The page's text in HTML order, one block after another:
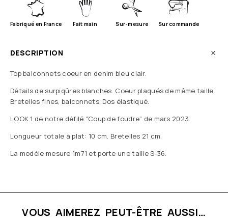
Fabriqué en France Fait main Sur-mesure Sur commande
DESCRIPTION
Top balconnets coeur en denim bleu clair.
Détails de surpiqûres blanches. Coeur plaqués de même taille.
Bretelles fines, balconnets. Dos élastiqué.
LOOK 1 de notre défilé “Coup de foudre” de mars 2023.
Longueur totale à plat: 10 cm. Bretelles 21 cm.
La modèle mesure 1m71 et porte une taille S-36.
VOUS AIMEREZ PEUT-ÊTRE AUSSI…